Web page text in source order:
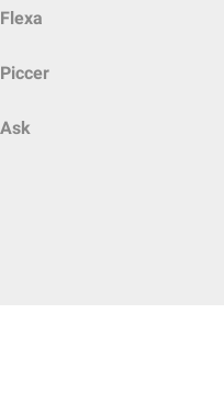
Flexa
Piccer
Ask